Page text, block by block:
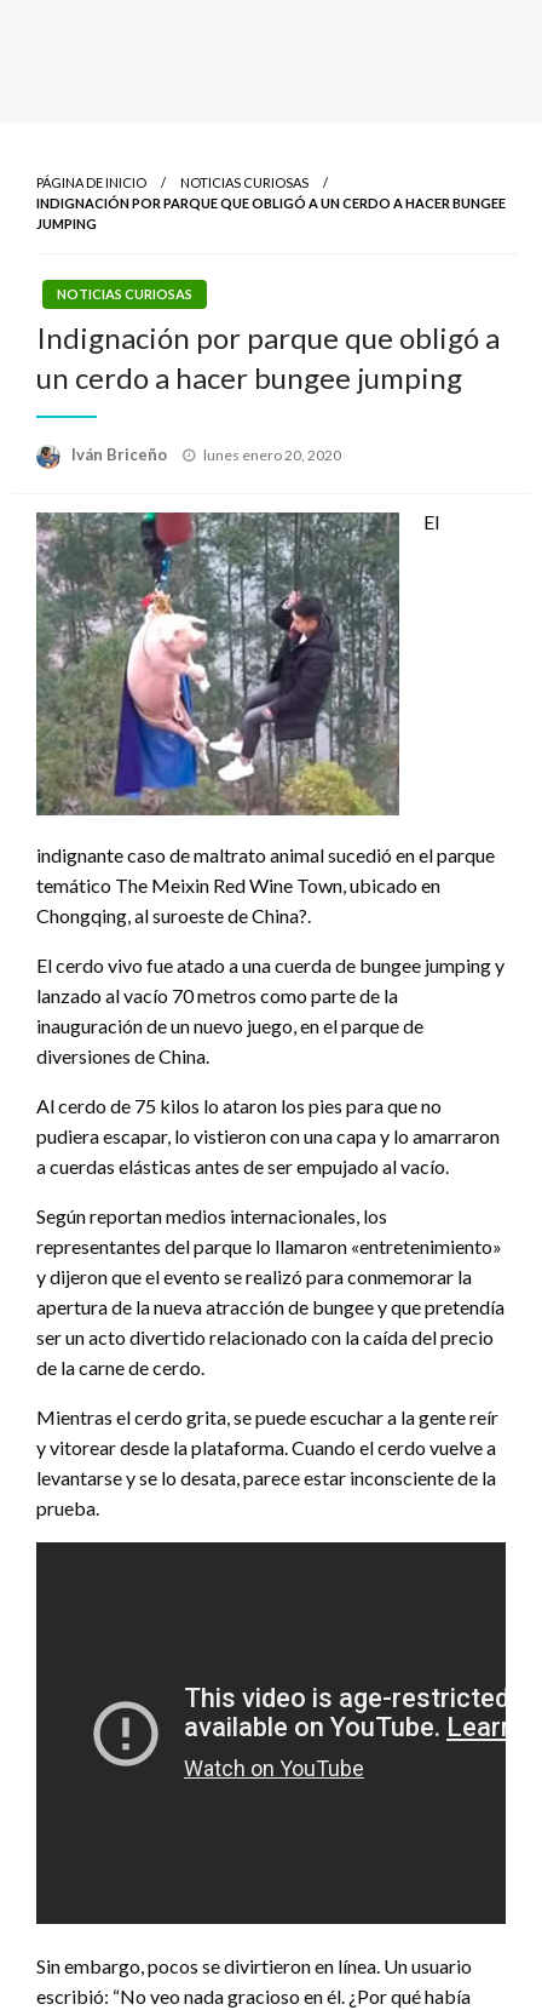
PÁGINA DE INICIO
NOTICIAS CURIOSAS
INDIGNACIÓN POR PARQUE QUE OBLIGÓ A UN CERDO A HACER BUNGEE
JUMPING
NOTICIAS CURIOSAS
Indignación por parque que obligó a
un cerdo a hacer bungee jumping
Iván Briceño
Publicado
lunes enero 20, 2020
El
indignante caso de maltrato animal sucedió en el parque
temático The Meixin Red Wine Town, ubicado en
Chongqing, al suroeste de China?.
El cerdo vivo fue atado a una cuerda de bungee jumping y
lanzado al vacío 70 metros como parte de la
inauguración de un nuevo juego, en el parque de
diversiones de China.
Al cerdo de 75 kilos lo ataron los pies para que no
pudiera escapar, lo vistieron con una capa y lo amarraron
a cuerdas elásticas antes de ser empujado al vacío.
Según reportan medios internacionales, los
representantes del parque lo llamaron «entretenimiento»
y dijeron que el evento se realizó para conmemorar la
apertura de la nueva atracción de bungee y que pretendía
ser un acto divertido relacionado con la caída del precio
de la carne de cerdo.
Mientras el cerdo grita, se puede escuchar a la gente reír
y vitorear desde la plataforma. Cuando el cerdo vuelve a
levantarse y se lo desata, parece estar inconsciente de la
prueba.
Sin embargo, pocos se divirtieron en línea. Un usuario
escribió: “No veo nada gracioso en él. ¿Por qué había